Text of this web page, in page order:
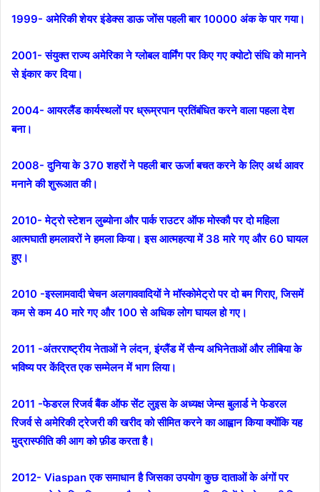
1999- अमेरिकी शेयर इंडेक्स डाऊ जोंस पहली बार 10000 अंक के पार गया।
2001- संयुक्त राज्य अमेरिका ने ग्लोबल वार्मिंग पर किए गए क्योटो संधि को मानने
से इंकार कर दिया।
2004- आयरलैंड कार्यस्थलों पर ध्रूम्रपान प्रतिंबंधित करने वाला पहला देश
बना।
2008- दुनिया के 370 शहरों ने पहली बार ऊर्जा बचत करने के लिए अर्थ आवर
मनाने की शुरूआत की।
2010- मेट्रो स्टेशन लुब्योना और पार्क राउटर ऑफ मोस्कौ पर दो महिला
आत्मघाती हमलावरों ने हमला किया। इस आत्महत्या में 38 मारे गए और 60 घायल
हुए।
2010 -इस्लामवादी चेचन अलगाववादियों ने मॉस्कोमेट्रो पर दो बम गिराए, जिसमें
कम से कम 40 मारे गए और 100 से अधिक लोग घायल हो गए।
2011 -अंतरराष्ट्रीय नेताओं ने लंदन, इंग्लैंड में सैन्य अभिनेताओं और लीबिया के
भविष्य पर केंद्रित एक सम्मेलन में भाग लिया।
2011 -फेडरल रिजर्व बैंक ऑफ सेंट लुइस के अध्यक्ष जेम्स बुलार्ड ने फेडरल
रिजर्व से अमेरिकी ट्रेजरी की खरीद को सीमित करने का आह्वान किया क्योंकि यह
मुद्रास्फीति की आग को फ़ीड करता है।
2012- Viaspan एक समाधान है जिसका उपयोग कुछ दाताओं के अंगों पर